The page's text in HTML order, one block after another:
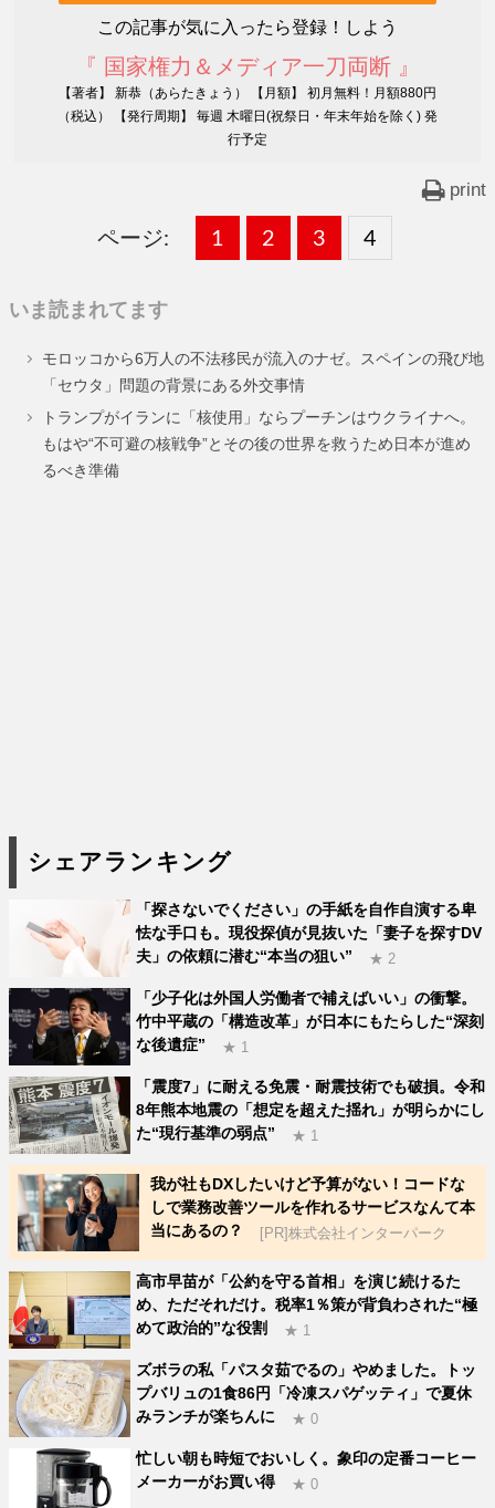
この記事が気に入ったら登録！しよう
『 国家権力＆メディア一刀両断 』
【著者】 新恭（あらたきょう） 【月額】 初月無料！月額880円
（税込） 【発行周期】 毎週 木曜日(祝祭日・年末年始を除く) 発
行予定
print
ページ:
固
ー
ジ
1 ,
固
ー
ジ
2 ,
固
ー
ジ
3 ,
固
ー
ジ
4
いま読まれてます
モロッコから6万人の不法移民が流入のナゼ。スペインの飛び地
「セウタ」問題の背景にある外交事情
トランプがイランに「核使用」ならプーチンはウクライナへ。
もはや“不可避の核戦争”とその後の世界を救うため日本が進め
るべき準備
シェアランキング
「探さないでください」の手紙を自作自演する卑
怯な手口も。現役探偵が見抜いた「妻子を探すDV
夫」の依頼に潜む“本当の狙い”
★ 2
「少子化は外国人労働者で補えばいい」の衝撃。
竹中平蔵の「構造改革」が日本にもたらした“深刻
な後遺症”
★ 1
「震度7」に耐える免震・耐震技術でも破損。令和
8年熊本地震の「想定を超えた揺れ」が明らかにし
た“現行基準の弱点”
★ 1
我が社もDXしたいけど予算がない！コードな
しで業務改善ツールを作れるサービスなんて本
当にあるの？
[PR]株式会社インターパーク
高市早苗が「公約を守る首相」を演じ続けるた
め、ただそれだけ。税率1％策が背負わされた“極
めて政治的”な役割
★ 1
ズボラの私「パスタ茹でるの」やめました。トッ
プバリュの1食86円「冷凍スパゲッティ」で夏休
みランチが楽ちんに
★ 0
忙しい朝も時短でおいしく。象印の定番コーヒー
メーカーがお買い得
★ 0